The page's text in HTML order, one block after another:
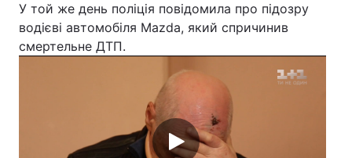
У той же день поліція повідомила про підозру
водієві автомобіля Маzdа, який спричинив
смертельне ДТП.